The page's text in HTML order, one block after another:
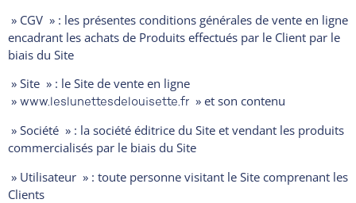
» CGV » : les présentes conditions générales de vente en ligne
encadrant les achats de Produits effectués par le Client par le
biais du Site
» Site » : le Site de vente en ligne
» www.leslunettesdelouisette.fr » et son contenu
» Société » : la société éditrice du Site et vendant les produits
commercialisés par le biais du Site
» Utilisateur » : toute personne visitant le Site comprenant les
Clients